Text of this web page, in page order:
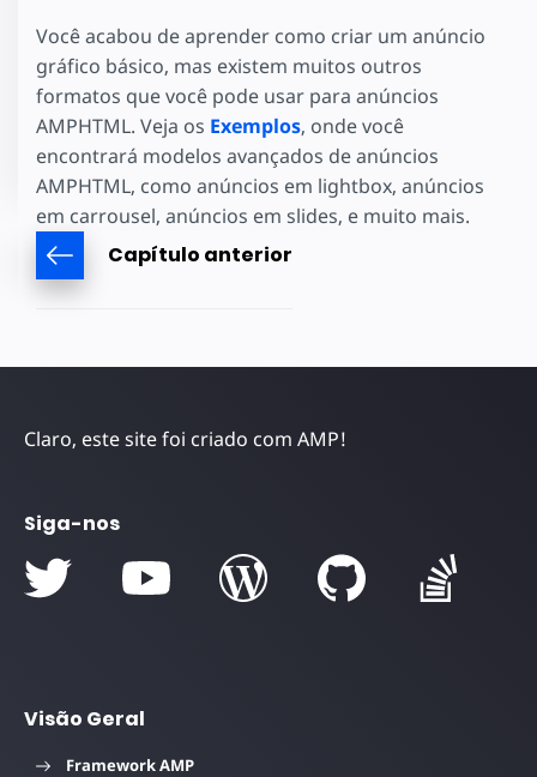
Você acabou de aprender como criar um anúncio
gráfico básico, mas existem muitos outros
formatos que você pode usar para anúncios
AMPHTML. Veja os Exemplos, onde você
encontrará modelos avançados de anúncios
AMPHTML, como anúncios em lightbox, anúncios
em carrousel, anúncios em slides, e muito mais.
Capítulo anterior
Claro, este site foi criado com AMP!
Siga-nos
Visão Geral
Framework AMP